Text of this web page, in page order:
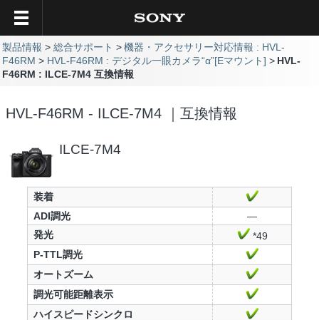
製品情報 総合サポート
機器・アクセサリー対応情報 : HVL-
F46RM
HVL-F46RM : デジタル一眼カメラ“α”[Eマウント]
HVL-
F46RM : ILCE-7M4 互換情報
HVL-F46RM - ILCE-7M4 ｜互換情報
ILCE-7M4
装着
ADI調光
—
発光
*49
P-TTL調光
オートズーム
調光可能距離表示
ハイスピードシンクロ